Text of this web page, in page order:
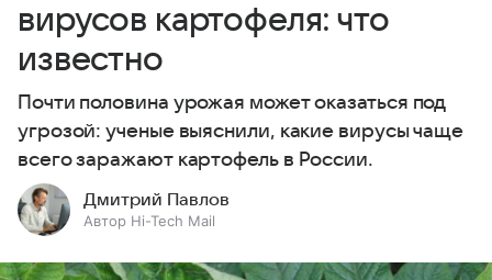
вирусов картофеля: что
известно
Почти половина урожая может оказаться под
угрозой: ученые выяснили, какие вирусы чаще
всего заражают картофель в России.
Дмитрий Павлов
Автор Hi-Tech Mail